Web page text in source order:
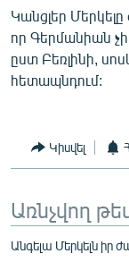
Կանցլեր
որ Գերմանիան
ըստ Բեռլինի,
հետապնդում:
Կիսվել
Առնչվող
Անգելա Մերկելն իր